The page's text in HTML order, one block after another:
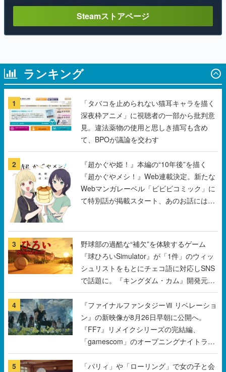
Steamストアページ
ランキング
1
「タバコを止められない猫耳キャラを描く
深夜枠アニメ」に視聴者の一部から批判意
見。違法薬物の使用と思しき描写も含め
て、BPOが議論を交わす
2
『超かぐや姫！』本編の“10年後”を描く
『超かぐやメシ！』Web連載決定。新たな
Webマンガレーベル「ビビビコミック」に
て特別話が掲載スタート、あのお話には…
3
野球部の過酷な“補欠”を体験するゲーム
『球ひろいSimulator』が「1件」のウィッ
シュリストをもとにチェコ語に対応しSNS
で話題に。『キングダム・カム』開発元や
チェコのプロ野球選手から称賛の声
4
『ファイナルファンタジーⅦ リベレーショ
ン』の新映像が8月26日早朝に公開へ。
『FF7』リメイクシリーズの完結編、
「gamescom」のオープニングナイトライ
ブにてディレクターの浜口直樹氏が登壇す
る予定
5
「パリィ」や「ローリング」で女の子と会